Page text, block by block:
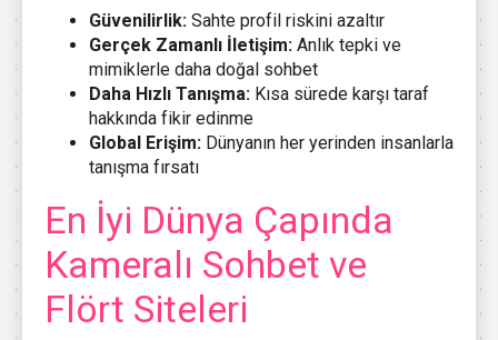
Güvenilirlik: Sahte profil riskini azaltır
Gerçek Zamanlı İletişim: Anlık tepki ve
mimiklerle daha doğal sohbet
Daha Hızlı Tanışma: Kısa sürede karşı taraf
hakkında fikir edinme
Global Erişim: Dünyanın her yerinden insanlarla
tanışma fırsatı
En İyi Dünya Çapında
Kameralı Sohbet ve
Flört Siteleri